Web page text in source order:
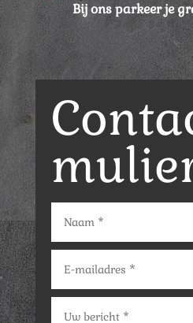
Bij ons parkeer je